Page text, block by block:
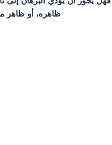
ظاهره، أو ظاهر